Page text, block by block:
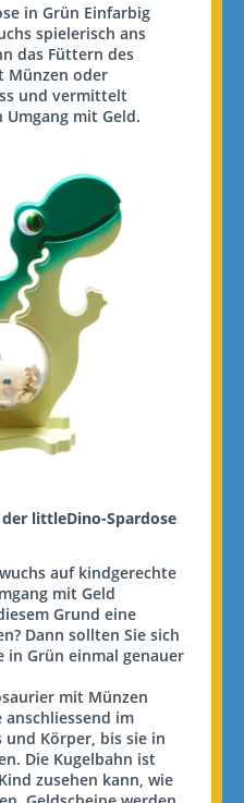
in Grün Einfarbig
spielerisch ans
das Füttern des
Münzen oder
und vermittelt
mit Geld.
littleDino-Spardose
auf kindgerechte
mit Geld
Grund eine
Dann sollten Sie sich
in Grün einmal genauer
mit Münzen
anschliessend im
und Körper, bis sie in
Die Kugelbahn ist
zusehen kann, wie